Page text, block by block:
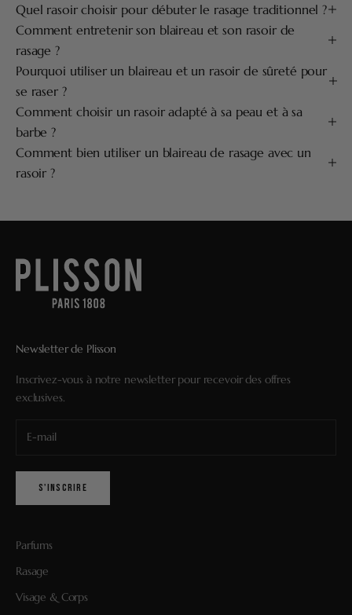
Quel rasoir choisir pour débuter le rasage traditionnel ?
Comment entretenir son blaireau et son rasoir de
rasage ?
Pourquoi utiliser un blaireau et un rasoir de sûreté pour
se raser ?
Comment choisir un rasoir adapté à sa peau et à sa
barbe ?
Comment bien utiliser un blaireau de rasage avec un
rasoir ?
Newsletter de Plisson
Inscrivez-vous à notre newsletter pour recevoir des offres
exclusives.
S'INSCRIRE
Parfums
Rasage
Visage & Corps